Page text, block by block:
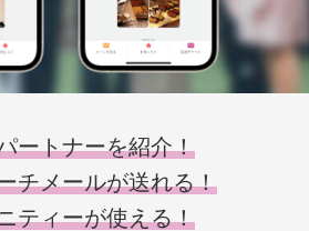
ートナーを紹介！
チメールが送れる！
ティーが使える！